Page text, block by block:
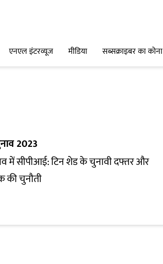
एनएल इंटरव्यूज मीडिया सब्सक्राइबर का कोना
2023
में सीपीआई: टिन शेड के चुनावी दफ्तर और
की चुनौती